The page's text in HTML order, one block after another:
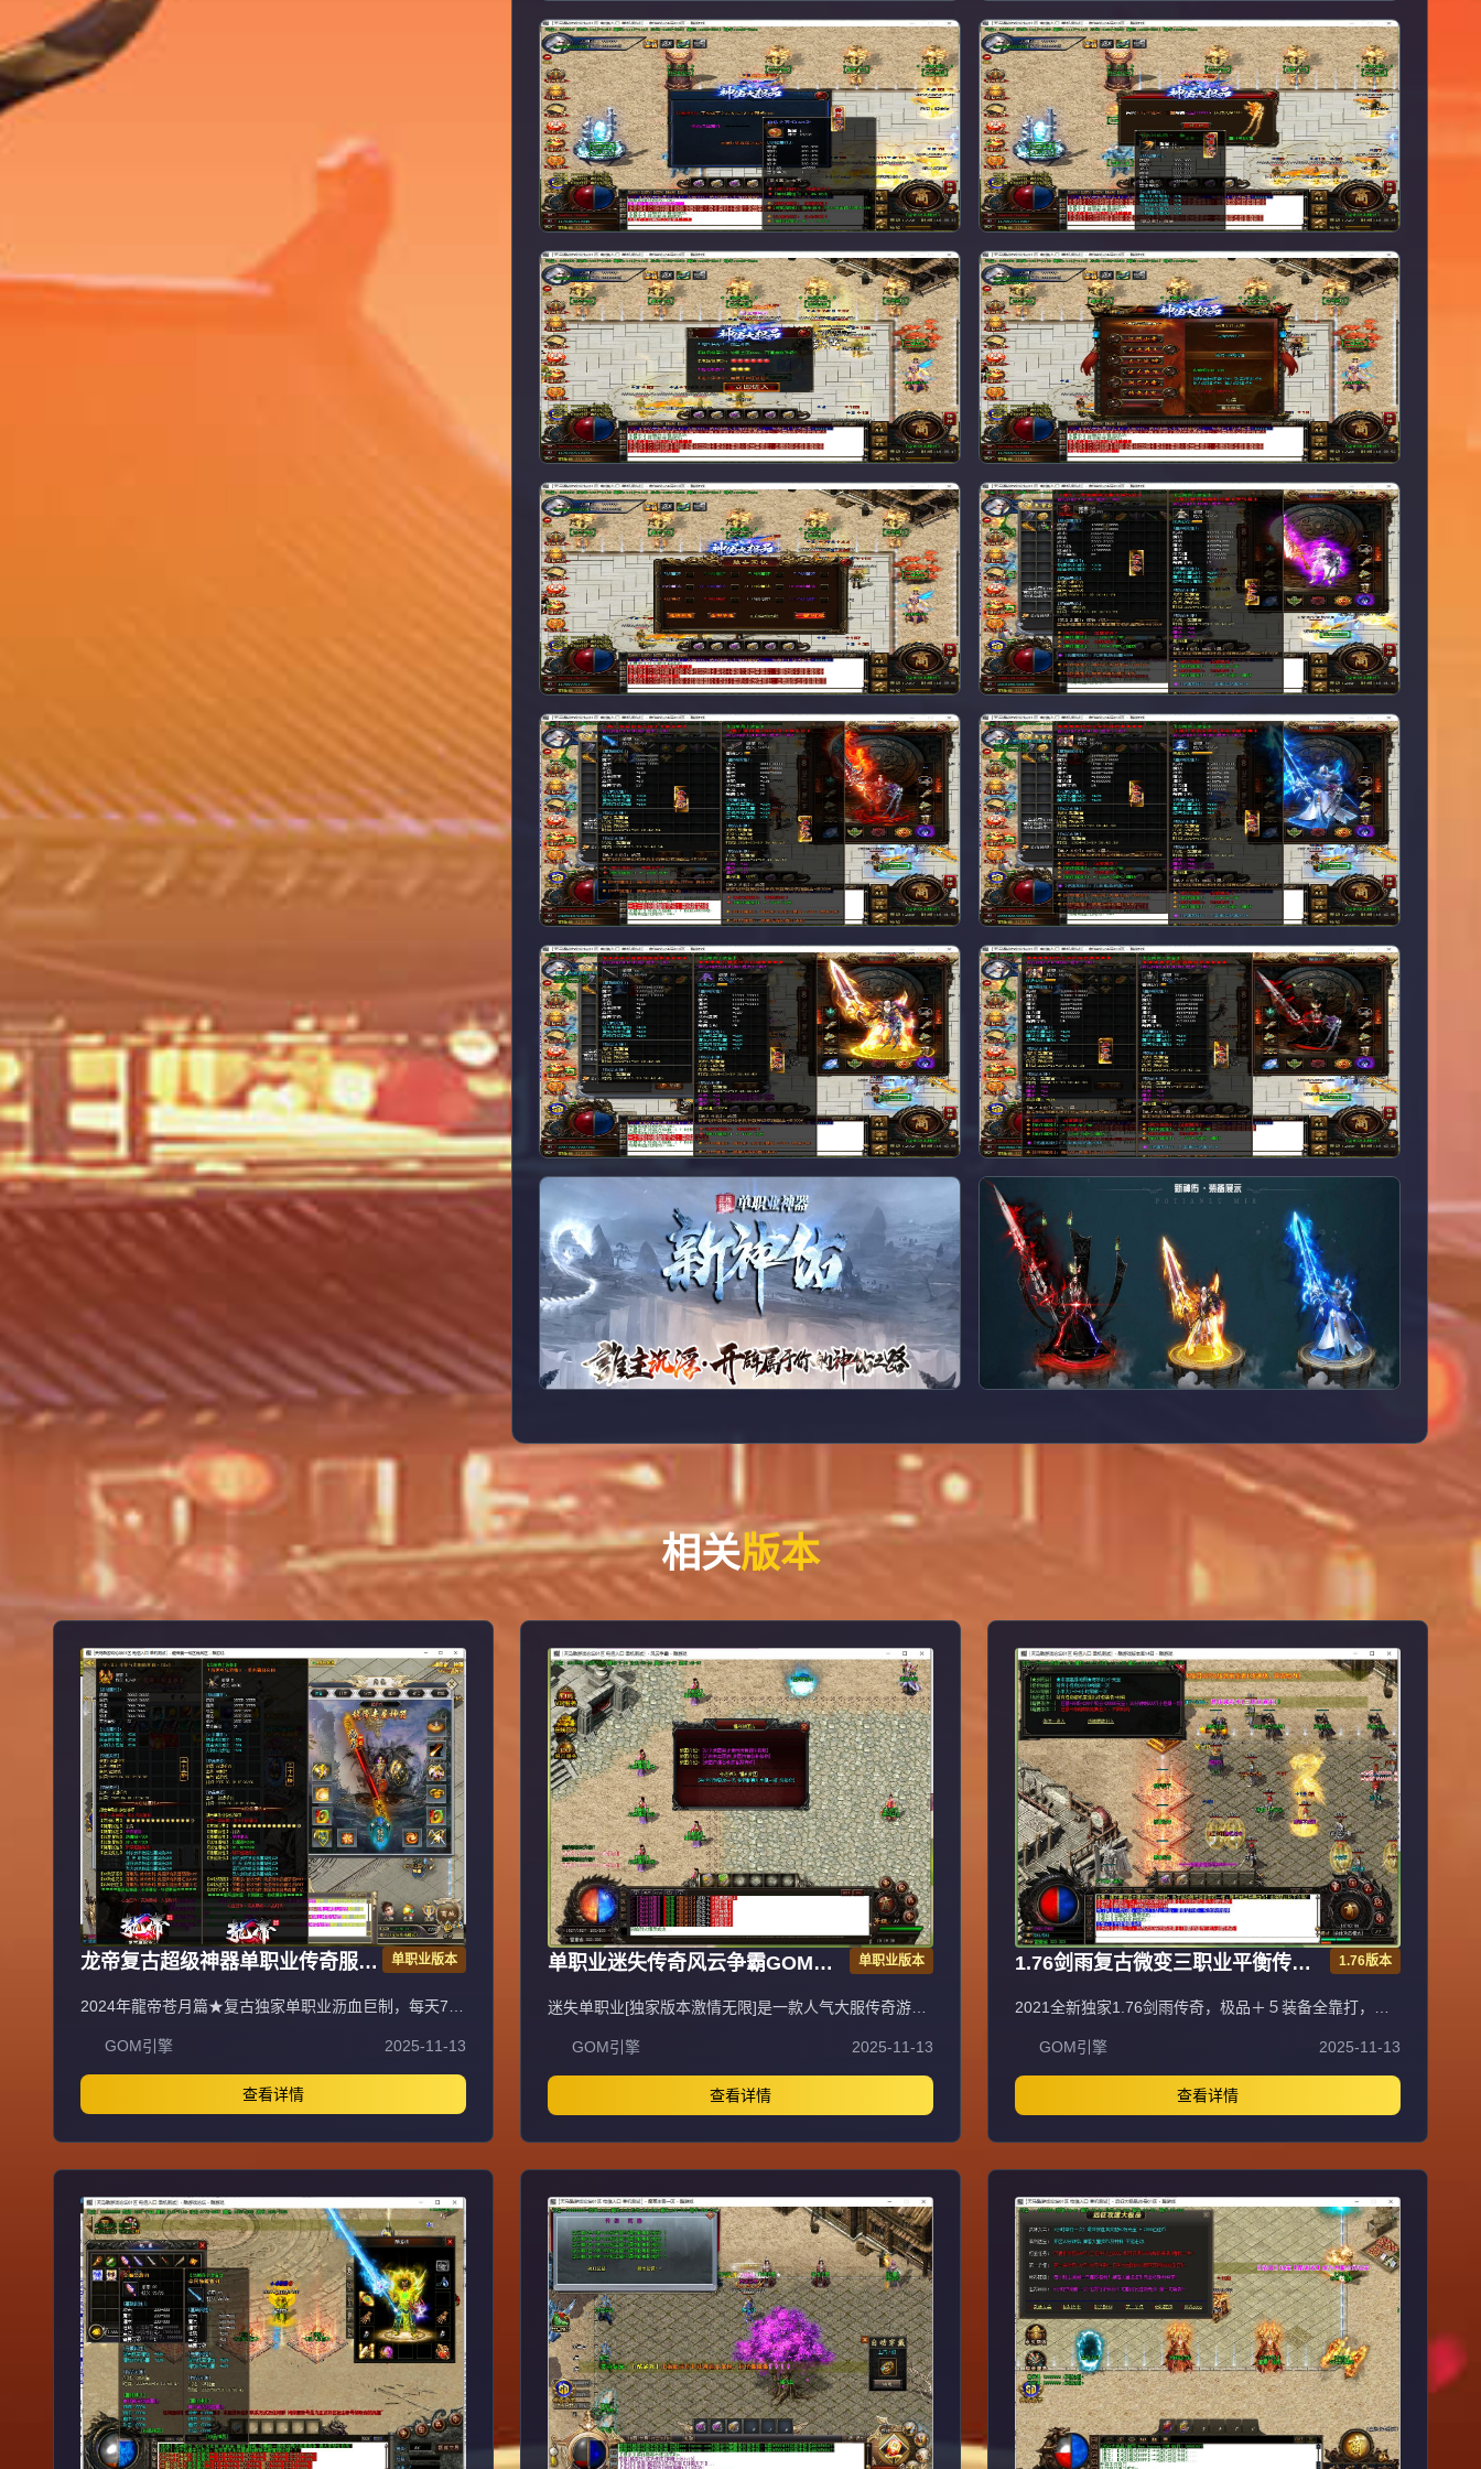
相关版本
龙帝复古超级神器单职业传奇服务
单职业版本
2024年龍帝苍月篇★复古独家单职业沥血巨制，每天7个
点），1元=100000元宝+100荣誉+1000龍币+1充值点，
无合成所有装备全靠打，装备材料全爆让时间更值钱，新
服合区后攻城晚上统一拿沙奖励千元RMB，万元封挂网
关严惩外挂，六年老品牌长期良心服，老板玩家都能激情
玩！
GOM引擎 2025-11-13
查看详情
单职业迷失传奇风云争霸GOM引
单职业版本
迷失单职业[独家版本激情无限]是一款人气大服传奇游
值，不花一分钱即可畅玩，支持无线刷元宝、无充值直接
领取顶赞，封挂稳定长期，采用无GM管理模式。QQ①
群：易玩版本库。抵制不良游戏，拒绝盗版游戏，注意自
身保护，谨防受骗上当，适度游戏益脑，沉迷游戏伤身，
合理安排时间，享受健康生活。
GOM引擎 2025-11-13
查看详情
1.76剑雨复古微变三职业平衡传奇
1.76版本
2021全新独家1.76剑雨传奇，极品＋５装备全靠打，三
=10000元宝+100积分+1金刚石（网银赠送100%），自
助充值无优惠渠道。爆率全开装备永久保值回收，不分新
区老区永不打折掉价，BOSS爆全服装备材料。55级召2
虎王、60级召2白虎神王、65级召3白虎神王、70级召3
白虎魔王、75级召3飞龙圣兽，地图多BOSS多不抢怪。
游戏装备技能精密调整PK平衡。每天多新区重金广告宣
传，不乱合区保障发展，花钱有保障。注册设密码保护防
盗号，十年传奇梦回忆兄弟情，打造长期稳定品牌大服。
GOM引擎 2025-11-13
查看详情